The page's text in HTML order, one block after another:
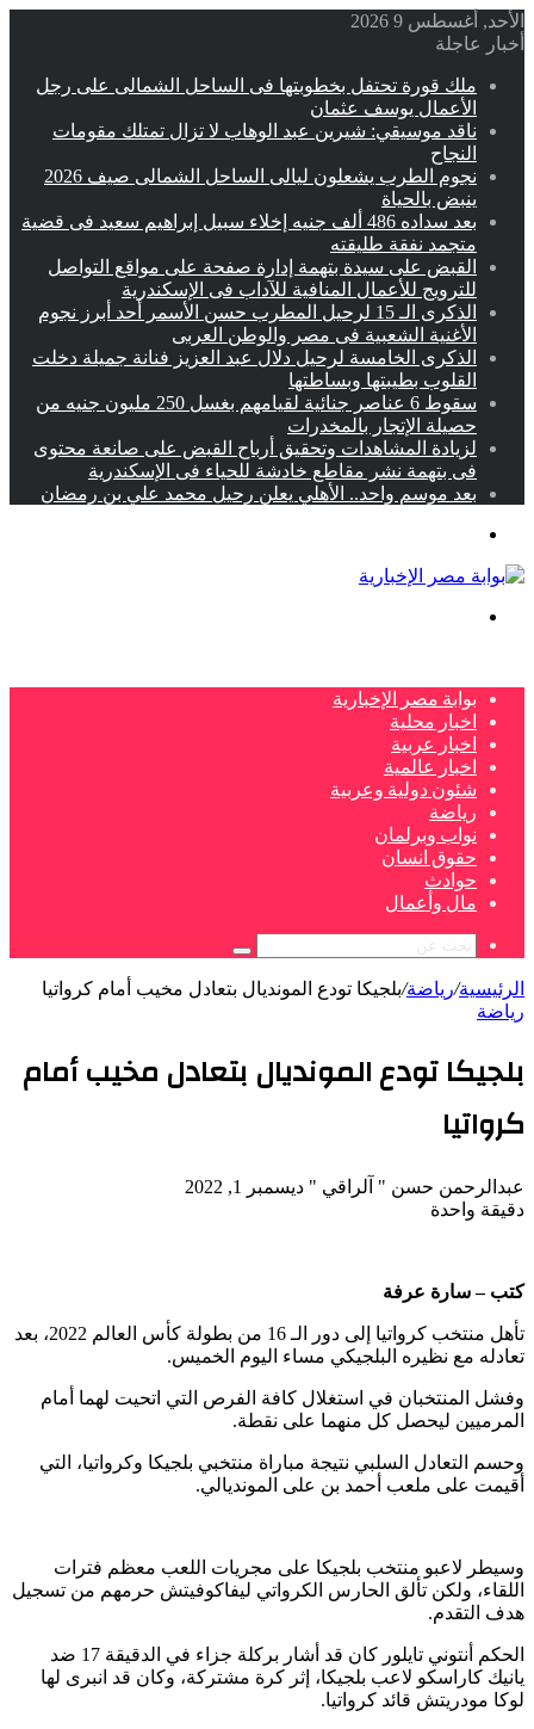
الأحد, أغسطس 9 2026
أخبار عاجلة
ملك قورة تحتفل بخطوبتها فى الساحل الشمالى على رجل
الأعمال يوسف عثمان
ناقد موسيقي: شيرين عبد الوهاب لا تزال تمتلك مقومات
النجاح
نجوم الطرب يشعلون ليالى الساحل الشمالى صيف 2026
ينبض بالحياة
بعد سداده 486 ألف جنيه إخلاء سبيل إبراهيم سعيد فى قضية
متجمد نفقة طليقته
القبض على سيدة بتهمة إدارة صفحة على مواقع التواصل
للترويج للأعمال المنافية للآداب فى الإسكندرية
الذكرى الـ 15 لرحيل المطرب حسن الأسمر أحد أبرز نجوم
الأغنية الشعبية فى مصر والوطن العربى
الذكرى الخامسة لرحيل دلال عبد العزيز فنانة جميلة دخلت
القلوب بطيبتها وبساطتها
سقوط 6 عناصر جنائية لقيامهم بغسل 250 مليون جنيه من
حصيلة الإتجار بالمخدرات
لزيادة المشاهدات وتحقيق أرباح القبض على صانعة محتوى
فى بتهمة نشر مقاطع خادشة للحياء فى الإسكندرية
بعد موسم واحد.. الأهلي يعلن رحيل محمد علي بن رمضان
بوابة مصر الإخبارية
اخبار محلية
اخبار عربية
اخبار عالمية
شئون دولية وعربية
رياضة
نواب وبرلمان
حقوق انسان
حوادث
مال وأعمال
بحث
الرئيسية/رياضة/بلجيكا تودع المونديال بتعادل مخيب أمام كرواتيا
رياضة
بلجيكا تودع المونديال بتعادل مخيب أمام
كرواتيا
عبدالرحمن حسن " آلراقي " تابع
أرسل
ديسمبر 1, 2022
دقيقة واحدة
كتب – سارة عرفة
تأهل منتخب كرواتيا إلى دور الـ 16 من بطولة كأس العالم 2022، بعد
تعادله مع نظيره البلجيكي مساء اليوم الخميس.
وفشل المنتخبان في استغلال كافة الفرص التي اتحيت لهما أمام
المرميين ليحصل كل منهما على نقطة.
وحسم التعادل السلبي نتيجة مباراة منتخبي بلجيكا وكرواتيا، التي
أقيمت على ملعب أحمد بن على المونديالي.
وسيطر لاعبو منتخب بلجيكا على مجريات اللعب معظم فترات
اللقاء، ولكن تألق الحارس الكرواتي ليفاكوفيتش حرمهم من تسجيل
هدف التقدم.
الحكم أنتوني تايلور كان قد أشار بركلة جزاء في الدقيقة 17 ضد
يانيك كاراسكو لاعب بلجيكا، إثر كرة مشتركة، وكان قد انبرى لها
لوكا مودريتش قائد كرواتيا.